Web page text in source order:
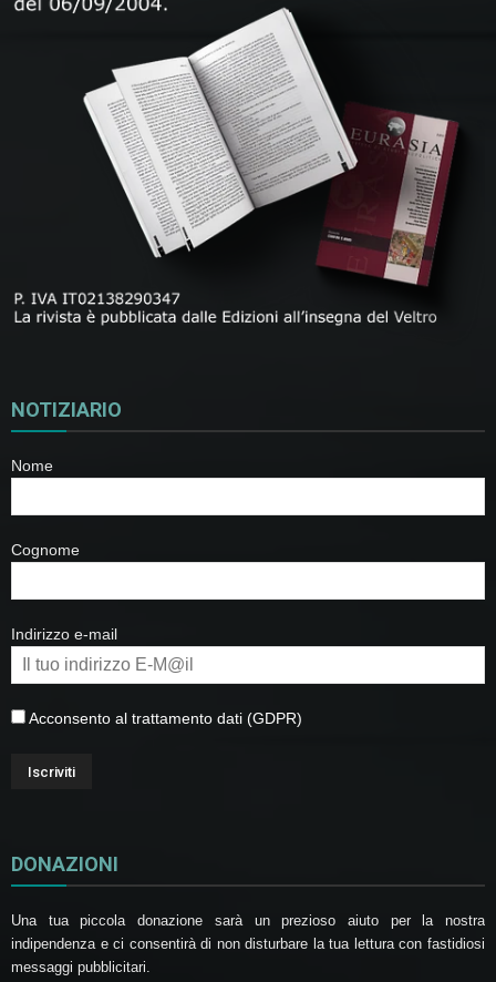
NOTIZIARIO
Nome
Cognome
Indirizzo e-mail
Acconsento al trattamento dati (GDPR)
DONAZIONI
Una tua piccola donazione sarà un prezioso aiuto per la nostra
indipendenza e ci consentirà di non disturbare la tua lettura con fastidiosi
messaggi pubblicitari.